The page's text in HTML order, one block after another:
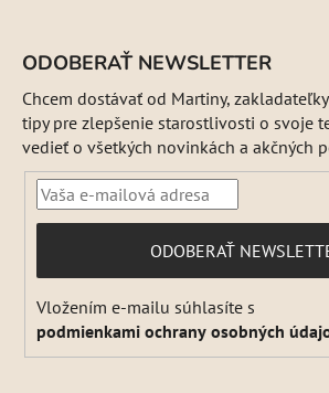
ODOBERAŤ NEWSLETTER
Chcem dostávať od Martiny,
tipy pre zlepšenie starostlivosti o svoje
vedieť o všetkých novinkách a akčných
PRIHLÁSIŤ
SA
ODOBERAŤ
Vložením e-mailu súhlasíte s
podmienkami ochrany osobných